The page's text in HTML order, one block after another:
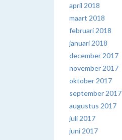
april 2018
maart 2018
februari 2018
januari 2018
december 2017
november 2017
oktober 2017
september 2017
augustus 2017
juli 2017
juni 2017